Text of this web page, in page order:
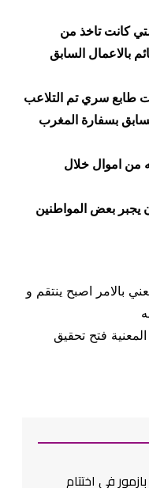
كانت تاخذ من
بالاعمال السابق
طابع سري تم التلاعب
بسفارة المغرب
من اموال خلال
يجبر بعض المواطنين
بالامر اصبح ينتقم و
فتح تحقيق
في اختتام